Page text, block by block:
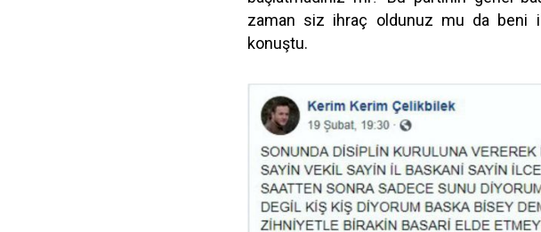
zaman siz ihraç oldunuz mu da beni
konuştu.